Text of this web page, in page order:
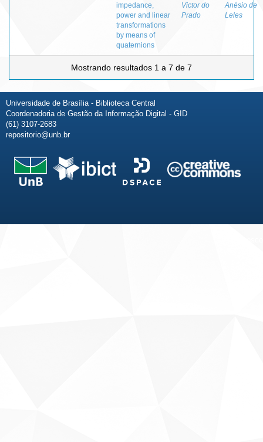
impedance,
power and linear
transformations
by means of
quaternions
Victor do
Prado
Anésio de
Leles
Mostrando resultados 1 a 7 de 7
Universidade de Brasília - Biblioteca Central
Coordenadoria de Gestão da Informação Digital - GID
(61) 3107-2683
repositorio@unb.br